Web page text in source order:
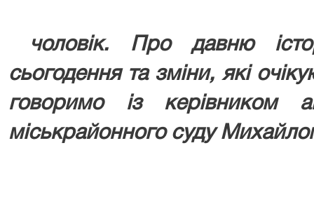
чоловік. Про давню
сьогодення та зміни, які
говоримо із керівником
міськрайонного суду